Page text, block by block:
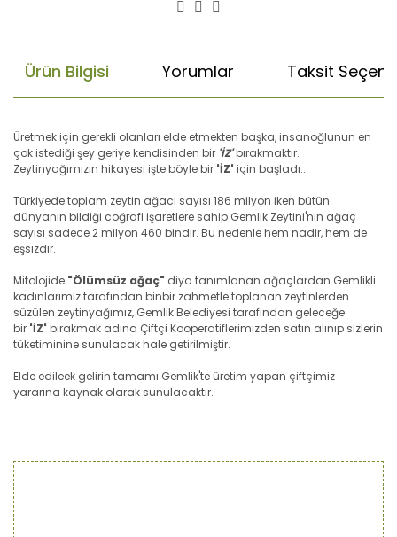
Ürün Bilgisi Yorumlar Taksit
Üretmek için gerekli olanları elde etmekten başka, insanoğlunun en
çok istediği şey geriye kendisinden bir 'İZ'bırakmaktır.
Zeytinyağımızın hikayesi işte böyle bir 'İZ' için başladı...
Türkiyede toplam zeytin ağacı sayısı 186 milyon iken bütün
dünyanın bildiği coğrafi işaretlere sahip Gemlik Zeytini'nin ağaç
sayısı sadece 2 milyon 460 bindir. Bu nedenle hem nadir, hem de
eşsizdir.
Mitolojide "Ölümsüz ağaç" diya tanımlanan ağaçlardan Gemlikli
kadınlarımız tarafından binbir zahmetle toplanan zeytinlerden
süzülen zeytinyağımız, Gemlik Belediyesi tarafından geleceğe
bir 'İZ' bırakmak adına Çiftçi Kooperatiflerimizden satın alınıp sizlerin
tüketiminine sunulacak hale getirilmiştir.
Elde edileek gelirin tamamı Gemlik'te üretim yapan çiftçimiz
yararına kaynak olarak sunulacaktır.
Bu ürüne ilk yorumu siz yapın!